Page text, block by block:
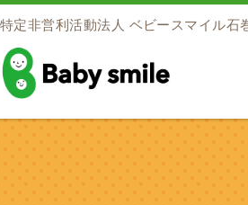
特定非営利活動法人 ベビースマイル石